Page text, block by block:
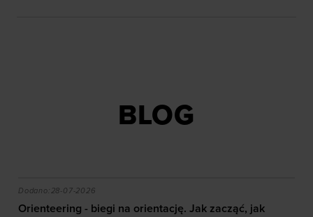
BLOG
efekty daje trening?
Orienteering - biegi na orientację. Jak zacząć, jak
Dodano:28-07-2026
Orienteering - biegi na orientację. Jak zacząć, jak